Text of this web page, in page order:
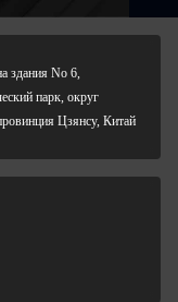
здания No 6,
парк, округ
Цзянсу, Китай